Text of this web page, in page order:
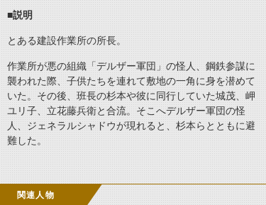
■説明
とある建設作業所の所長。
作業所が悪の組織「デルザー軍団」の怪人、鋼鉄参謀に
襲われた際、子供たちを連れて敷地の一角に身を潜めて
いた。その後、班長の杉本や彼に同行していた城茂、岬
ユリ子、立花藤兵衛と合流。そこへデルザー軍団の怪
人、ジェネラルシャドウが現れると、杉本らとともに避
難した。
関連人物